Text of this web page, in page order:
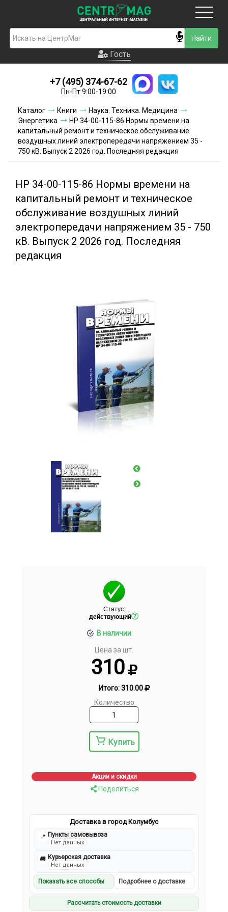
Гость
Новинки
Условия доставки
Условия оплаты
Контакты
Гость
+7 (495) 374-67-62
Пн-Пт 9:00-19:00
Каталог Книги
Наука. Техника. Медицина
Энергетика
НР 34-00-115-86 Нормы времени на
капитальный ремонт и техническое обслуживание
воздушных линий электропередачи напряжением 35 -
750 кВ. Выпуск 2 2026 год. Последняя редакция
НР 34-00-115-86 Нормы времени на
капитальный ремонт и техническое
обслуживание воздушных линий
электропередачи напряжением 35 - 750
кВ. Выпуск 2 2026 год. Последняя
редакция
Статус:
действующий
В наличии
Цена за шт.
310
Итого:310.00
Количество
Купить
Акции и скидки
Поделиться
Доставка в город Колумбус
📍 Пункты самовывоза
Нет данных
🚚 Курьерская доставка
Нет данных
Показать все способы Подробнее о доставке
Рассчитать стоимость доставки